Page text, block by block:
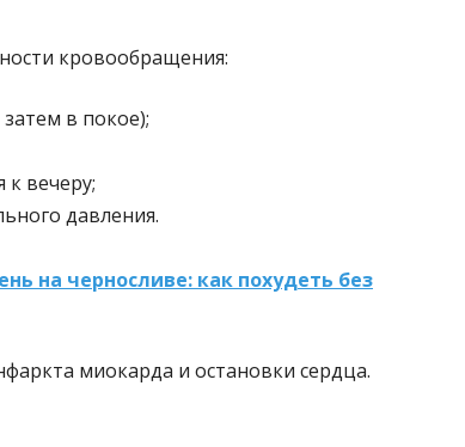
кровообращения:
в покое);
к вечеру;
давления.
на черносливе: как похудеть без
миокарда и остановки сердца.